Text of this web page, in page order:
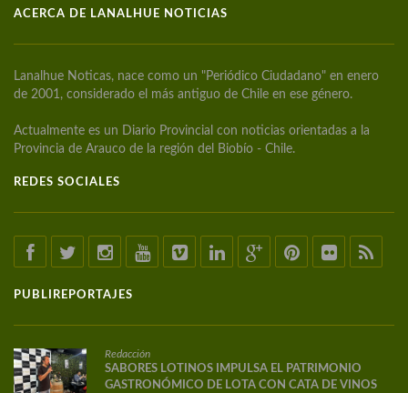
ACERCA DE LANALHUE NOTICIAS
Lanalhue Noticas, nace como un "Periódico Ciudadano" en enero
de 2001, considerado el más antiguo de Chile en ese género.
Actualmente es un Diario Provincial con noticias orientadas a la
Provincia de Arauco de la región del Biobío - Chile.
REDES SOCIALES
PUBLIREPORTAJES
Redacción
SABORES LOTINOS IMPULSA EL PATRIMONIO
GASTRONÓMICO DE LOTA CON CATA DE VINOS